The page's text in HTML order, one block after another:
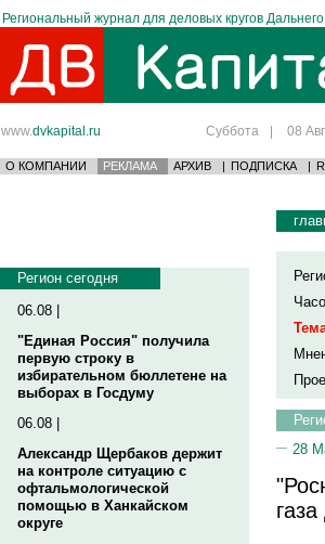
Региональный журнал для деловых кругов
www.dvkapital.ru Суббота | 08
О КОМПАНИИ РЕКЛАМА АРХИВ | ПОДПИСКА |
Регион сегодня
06.08 |
"Единая Россия" получила
первую строку в
избирательном бюллетене на
выборах в Госдуму
06.08 |
Александр Щербаков держит
на контроле ситуацию с
офтальмологической
помощью в Ханкайском
округе
28